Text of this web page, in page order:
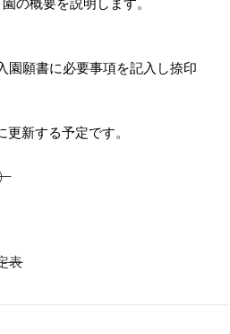
の概要を説明します。
園願書に必要事項を記入し捺印
新する予定です。
表